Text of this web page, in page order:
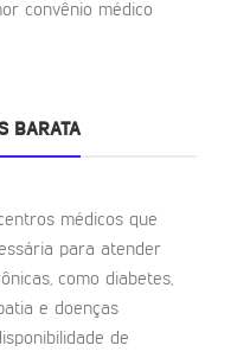
convênio médico
BARATA
médicos que
para atender
como diabetes,
e doenças
de